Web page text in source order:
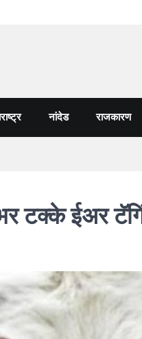
नांदेड राजकारण
टक्के ईअर